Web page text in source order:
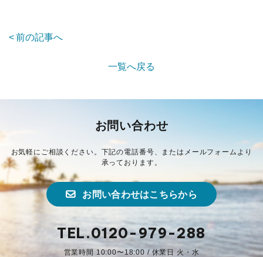
前の記事へ
一覧へ戻る
お問い合わせ
お気軽にご相談ください。下記の電話番号、またはメールフォームより
承っております。
お問い合わせはこちらから
TEL.0120-979-288
営業時間 10:00〜18:00 / 休業日 火・水